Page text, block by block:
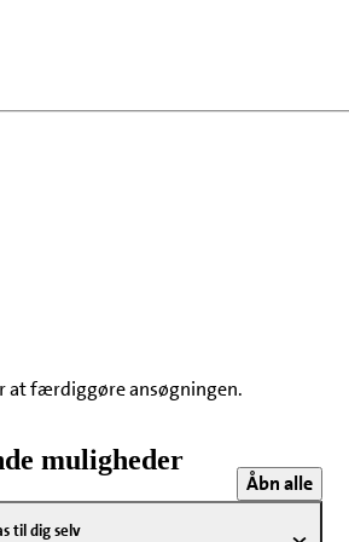
at færdiggøre ansøgningen.
muligheder
Åbn alle
til dig selv